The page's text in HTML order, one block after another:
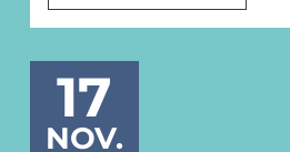
17
NOV.